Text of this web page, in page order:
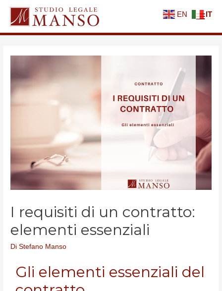
I requisiti di un contratto:
elementi essenziali
DiStefano Manso
Gli elementi essenziali del
EN IT